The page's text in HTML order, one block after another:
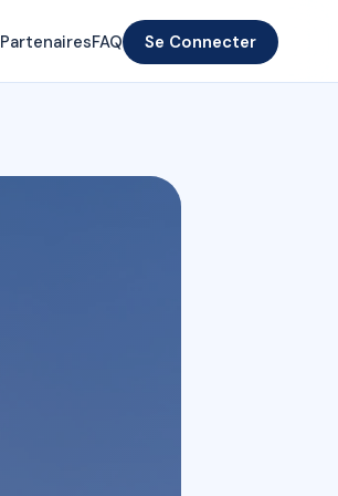
PartenairesFAQ Se Connecter